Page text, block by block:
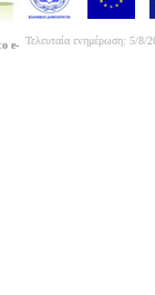
e- Τελευταία ενημέρωση: 5/8/